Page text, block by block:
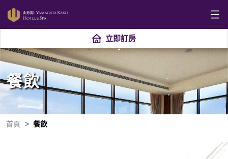
立即訂房
餐飲
首頁 餐飲